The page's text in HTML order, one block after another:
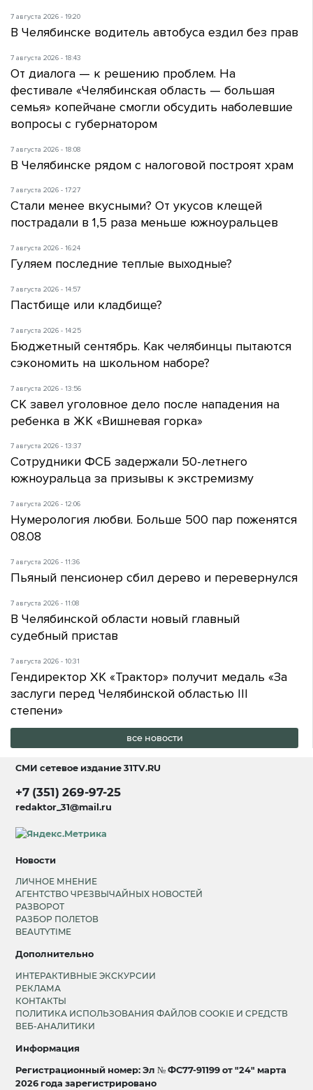
7 августа 2026 - 19:20
В Челябинске водитель автобуса ездил без прав
7 августа 2026 - 18:43
От диалога — к решению проблем. На
фестивале «Челябинская область — большая
семья» копейчане смогли обсудить наболевшие
вопросы с губернатором
7 августа 2026 - 18:08
В Челябинске рядом с налоговой построят храм
7 августа 2026 - 17:27
Стали менее вкусными? От укусов клещей
пострадали в 1,5 раза меньше южноуральцев
7 августа 2026 - 16:24
Гуляем последние теплые выходные?
7 августа 2026 - 14:57
Пастбище или кладбище?
7 августа 2026 - 14:25
Бюджетный сентябрь. Как челябинцы пытаются
сэкономить на школьном наборе?
7 августа 2026 - 13:56
СК завел уголовное дело после нападения на
ребенка в ЖК «Вишневая горка»
7 августа 2026 - 13:37
Сотрудники ФСБ задержали 50-летнего
южноуральца за призывы к экстремизму
7 августа 2026 - 12:06
Нумерология любви. Больше 500 пар поженятся
08.08
7 августа 2026 - 11:36
Пьяный пенсионер сбил дерево и перевернулся
7 августа 2026 - 11:08
В Челябинской области новый главный
судебный пристав
7 августа 2026 - 10:31
Гендиректор ХК «Трактор» получит медаль «За
заслуги перед Челябинской областью III
степени»
все новости
СМИ сетевое издание31TV.RU
+7 (351) 269-97-25
redaktor_31@mail.ru
Новости
ЛИЧНОЕ МНЕНИЕ
АГЕНТСТВО ЧРЕЗВЫЧАЙНЫХ НОВОСТЕЙ
РАЗВОРОТ
РАЗБОР ПОЛЕТОВ
BEAUTYTIME
Дополнительно
ИНТЕРАКТИВНЫЕ ЭКСКУРСИИ
РЕКЛАМА
КОНТАКТЫ
ПОЛИТИКА ИСПОЛЬЗОВАНИЯ ФАЙЛОВ COOKIE И СРЕДСТВ
ВЕБ-АНАЛИТИКИ
Информация
Регистрационный номер: Эл № ФС77-91199 от "24" марта
2026 года зарегистрировано